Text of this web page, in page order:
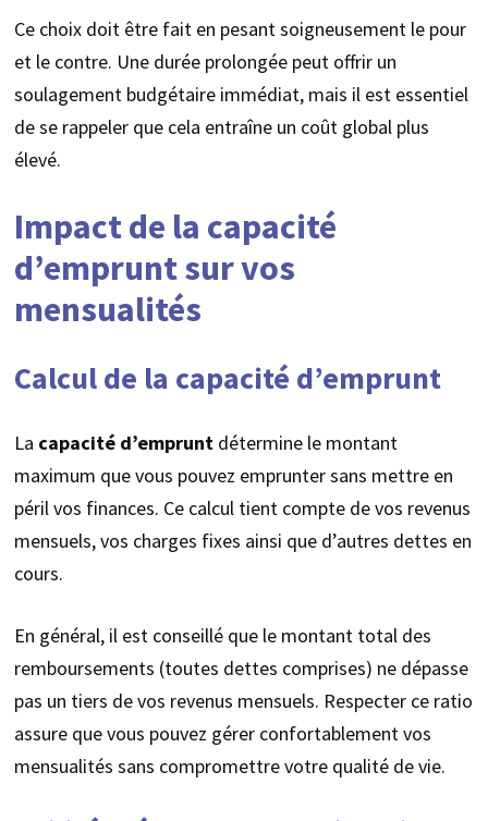
Ce choix doit être fait en pesant soigneusement le pour
et le contre. Une durée prolongée peut offrir un
soulagement budgétaire immédiat, mais il est essentiel
de se rappeler que cela entraîne un coût global plus
élevé.
Impact de la capacité
d’emprunt sur vos
mensualités
Calcul de la capacité d’emprunt
La capacité d’empruntdétermine le montant
maximum que vous pouvez emprunter sans mettre en
péril vos finances. Ce calcul tient compte de vos revenus
mensuels, vos charges fixes ainsi que d’autres dettes en
cours.
En général, il est conseillé que le montant total des
remboursements (toutes dettes comprises) ne dépasse
pas un tiers de vos revenus mensuels. Respecter ce ratio
assure que vous pouvez gérer confortablement vos
mensualités sans compromettre votre qualité de vie.